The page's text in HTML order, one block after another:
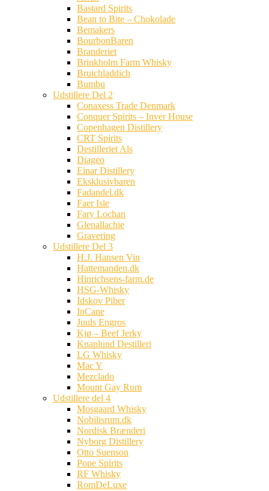
Bastard Spirits
Bean to Bite – Chokolade
Bemakers
BourbonBaren
Branderiet
Brinkholm Farm Whisky
Bruichladdich
Bumbu
Udstillere Del 2
Conaxess Trade Denmark
Conquer Spirits – Inver House
Copenhagen Distillery
CRT Spirits
Destilleriet Als
Diageo
Einar Distillery
Eksklusivbaren
Fadandel.dk
Faer Isle
Fary Lochan
Glenallachie
Gravering
Udstillere Del 3
H.J. Hansen Vin
Hattemanden.dk
Hinrichsens-farm.de
HSG-Whisky
Idskov Piber
InCane
Juuls Engros
Kjø – Beef Jerky
Knaplund Destilleri
LG Whisky
Mac Y
Mezclado
Mount Gay Rum
Udstillere del 4
Mosgaard Whisky
Nobilisrum.dk
Nordisk Brænderi
Nyborg Distillery
Otto Suenson
Pope Spirits
RF Whisky
RomDeLuxe